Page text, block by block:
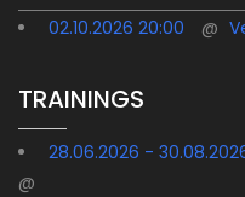
02.10.2026 20:00
@
TRAININGS
28.06.2026 -
@